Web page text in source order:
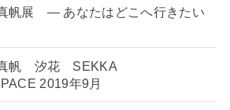
帆展 — あなたはどこへ行きたい
真帆 汐花 SEKKA
2019年9月